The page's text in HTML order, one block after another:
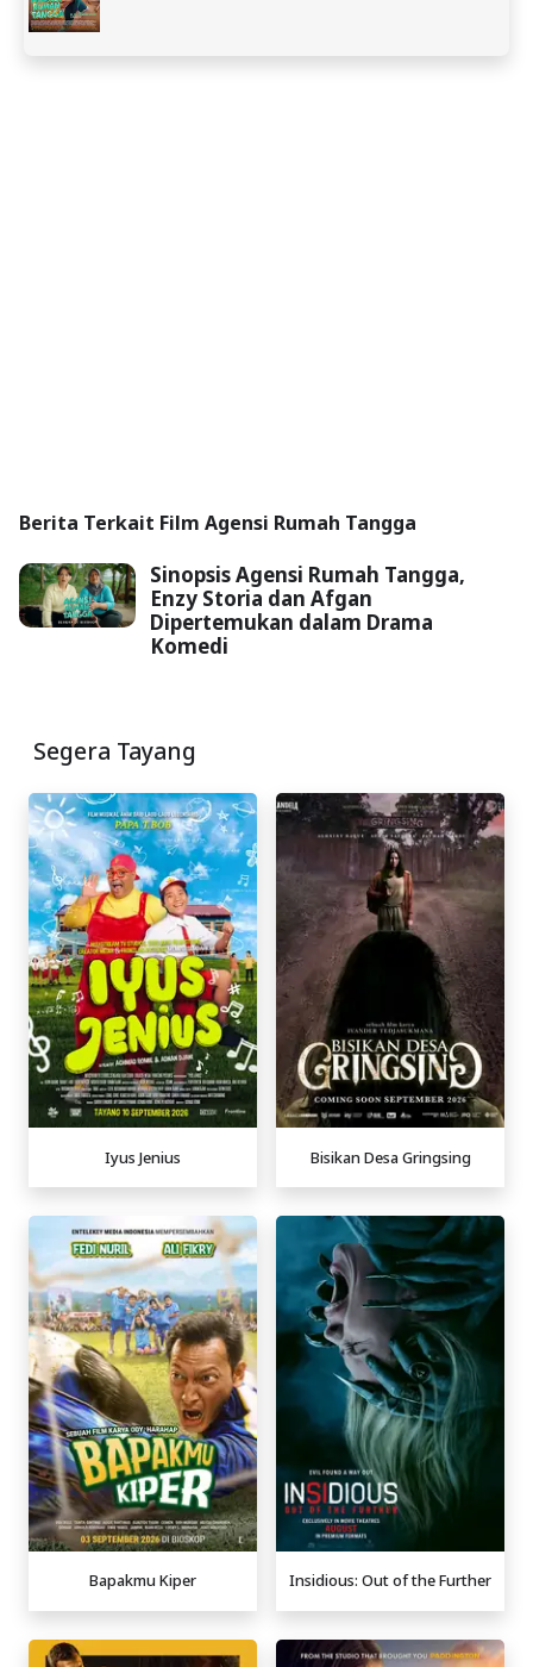
Berita Terkait Film Agensi Rumah Tangga
Sinopsis Agensi Rumah Tangga,
Enzy Storia dan Afgan
Dipertemukan dalam Drama
Komedi
Segera Tayang
Iyus Jenius Bisikan Desa Gringsing
Bapakmu Kiper Insidious: Out of the Further